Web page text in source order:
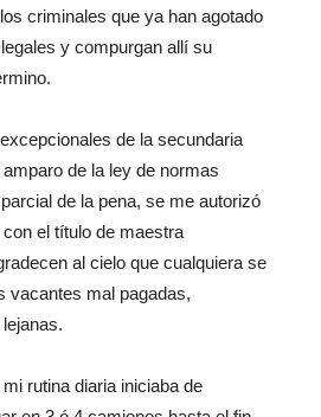
criminales que ya han agotado
y compurgan allí su
de la secundaria
de la ley de normas
de la pena, se me autorizó
el título de maestra
al cielo que cualquiera se
vacantes mal pagadas,
rutina diaria iniciaba de